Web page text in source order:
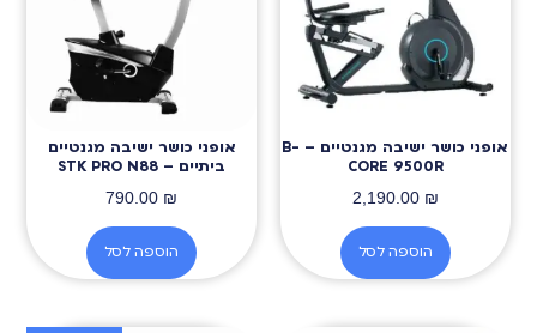
אופני כושר ישיבה מגנטיים – B-
CORE 9500R
2,190.00 ₪
הוספה לסל
אופני כושר ישיבה מגנטיים
ביתיים – STK PRO N88
790.00 ₪
הוספה לסל